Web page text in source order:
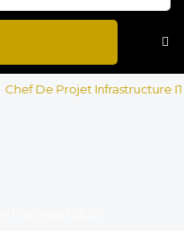
De Projet Infrastructure IT